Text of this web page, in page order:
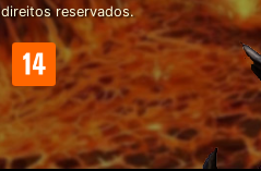
reservados.